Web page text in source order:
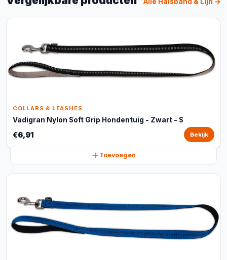
COLLARS & LEASHES
Vadigran Nylon Soft Grip Hondentuig - Zwart - S
€6,91 Bekijk
Toevoegen